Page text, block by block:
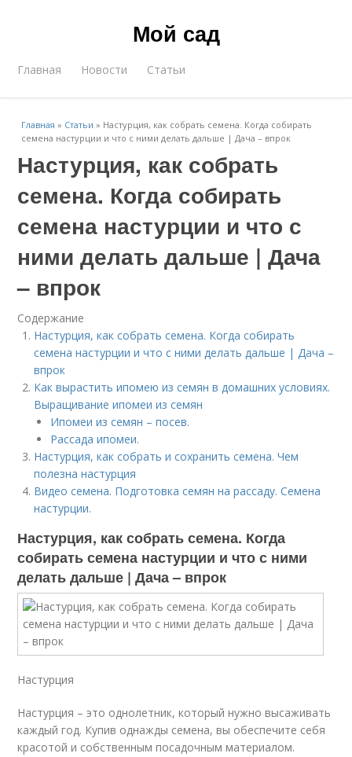
Мой сад
Главная Новости Статьи
Главная » Статьи » Настурция, как собрать семена. Когда собирать
семена настурции и что с ними делать дальше | Дача – впрок
Настурция, как собрать
семена. Когда собирать
семена настурции и что с
ними делать дальше | Дача
– впрок
Содержание
Настурция, как собрать семена. Когда собирать
семена настурции и что с ними делать дальше | Дача –
впрок
Как вырастить ипомею из семян в домашних условиях.
Выращивание ипомеи из семян
Ипомеи из семян – посев.
Рассада ипомеи.
Настурция, как собрать и сохранить семена. Чем
полезна настурция
Видео семена. Подготовка семян на рассаду. Семена
настурции.
Настурция, как собрать семена. Когда
собирать семена настурции и что с ними
делать дальше | Дача – впрок
Настурция
Настурция – это однолетник, который нужно высаживать
каждый год. Купив однажды семена, вы обеспечите себя
красотой и собственным посадочным материалом.